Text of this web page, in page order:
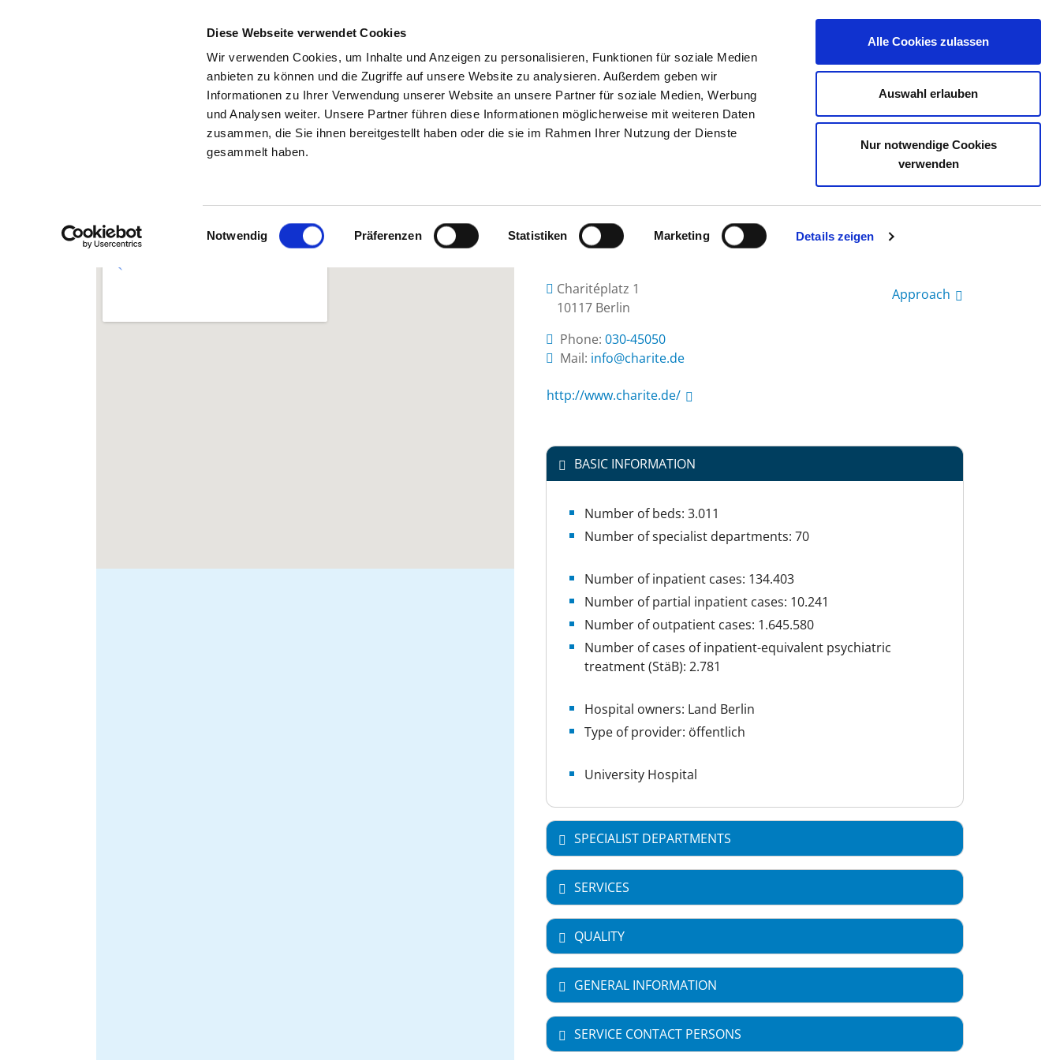
Diese Webseite verwendet Cookies
Wir verwenden Cookies, um Inhalte und Anzeigen zu personalisieren, Funktionen für soziale Medien
anbieten zu können und die Zugriffe auf unsere Website zu analysieren. Außerdem geben wir
Informationen zu Ihrer Verwendung unserer Website an unsere Partner für soziale Medien, Werbung
und Analysen weiter. Unsere Partner führen diese Informationen möglicherweise mit weiteren Daten
zusammen, die Sie ihnen bereitgestellt haben oder die sie im Rahmen Ihrer Nutzung der Dienste
gesammelt haben.
Einwilligungsauswahl
Notwendig Präferenzen Statistiken Marketing Details zeigen
Alle Cookies zulassen
Auswahl erlauben
Nur notwendige Cookies
verwenden
SEARCH TIPS & HELP THE GHD CONTACT YOUR OPINION
Back to the search results
CHARITÉ - UNIVERSITÄTSMEDIZIN BERLIN
Charitéplatz 1
10117 Berlin
Phone: 030-45050
Mail: ed.etirahc@ofni
Approach
http://www.charite.de/
BASIC INFORMATION
Number of beds: 3.011
Number of specialist departments: 70
Number of inpatient cases: 134.403
Number of partial inpatient cases: 10.241
Number of outpatient cases: 1.645.580
Number of cases of inpatient-equivalent psychiatric
treatment (StäB): 2.781
Hospital owners: Land Berlin
Type of provider: öffentlich
University Hospital
SPECIALIST DEPARTMENTS
SERVICES
QUALITY
GENERAL INFORMATION
SERVICE CONTACT PERSONS